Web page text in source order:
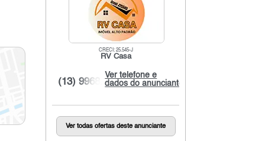
CRECI: 25.545-J
RV Casa
Ver telefone e
dados do anunciante
(13) 9968...
Ver todas ofertas deste anunciante